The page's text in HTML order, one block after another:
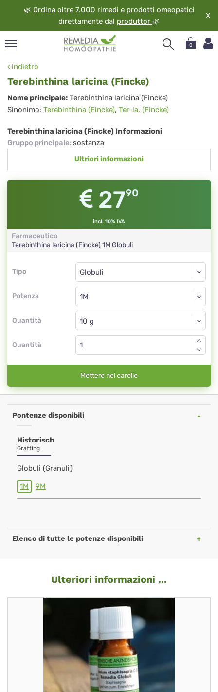
🌿 Ordina oltre 7.000 rimedi e prodotti omeopatici
direttamente dal produttor 🌿
X
0
indietro
Terebinthina laricina (Fincke)
Terebinthina
laricina
(Fincke)
Nome principale: Terebinthina laricina (Fincke)
Sinonimo: Terebinthina (Fincke), Ter-la. (Fincke)
Terebinthina laricina (Fincke) Informazioni
Gruppo principale: sostanza
Ultriori informazioni
2790
incl. 10% IVA
Farmaceutico
Terebinthina laricina (Fincke) 1M Globuli
Tipo
Tipo
Potenza
Globuli
1M
Quantità
Globuli
Quantità
Mettere nel carello
Pontenze disponibili
Historisch
Grafting
Globuli (Granuli)
1M 9M
Elenco di tutte le potenze disponibili
Ulteriori informazioni ...